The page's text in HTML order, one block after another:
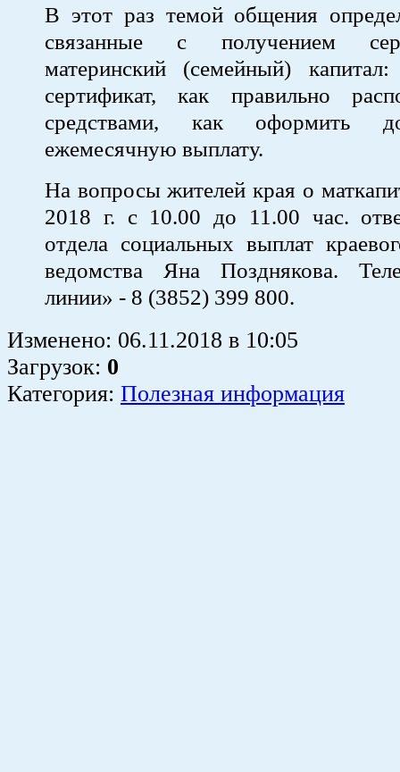
В этот раз темой общения
связанные с получением
материнский (семейный)
сертификат, как правильно
средствами, как оформить
ежемесячную выплату.
На вопросы жителей края о
2018 г. с 10.00 до 11.00 час.
отдела социальных выплат
ведомства Яна Позднякова.
линии» - 8 (3852) 399 800.
Изменено: 06.11.2018 в 10:05
Загрузок: 0
Категория: Полезная информация